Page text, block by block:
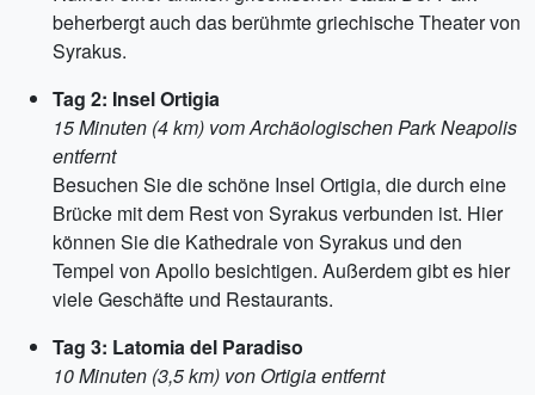
beherbergt auch das berühmte griechische Theater von
Syrakus.
Tag 2: Insel Ortigia
15 Minuten (4 km) vom Archäologischen Park Neapolis
entfernt
Besuchen Sie die schöne Insel Ortigia, die durch eine
Brücke mit dem Rest von Syrakus verbunden ist. Hier
können Sie die Kathedrale von Syrakus und den
Tempel von Apollo besichtigen. Außerdem gibt es hier
viele Geschäfte und Restaurants.
Tag 3: Latomia del Paradiso
10 Minuten (3,5 km) von Ortigia entfernt